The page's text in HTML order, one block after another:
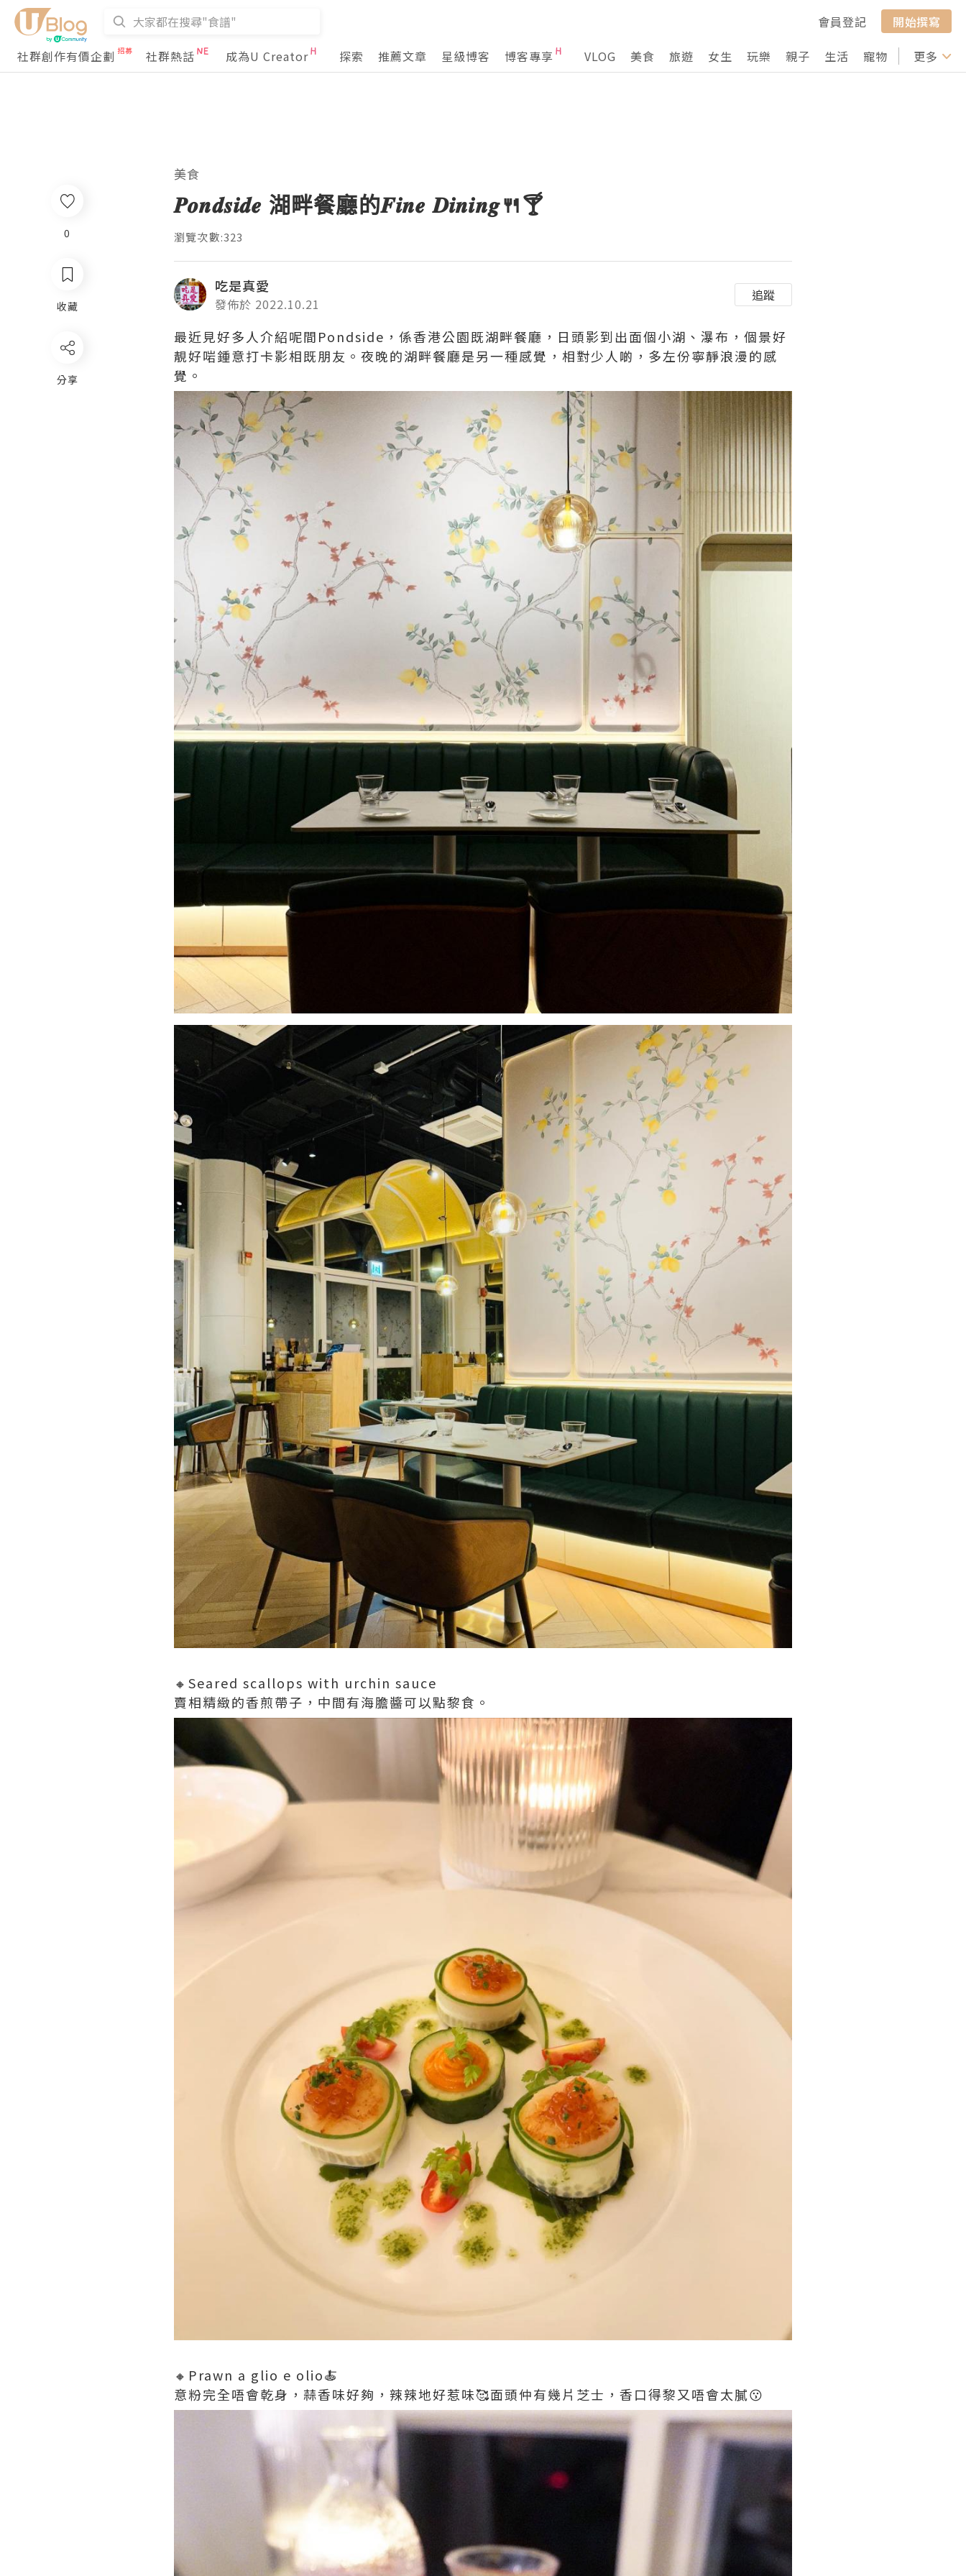
會員登記
開始撰寫
社群創作有價企劃
社群熱話 成為U Creator 探索 推薦文章 星級博客 博客專享 VLOG 美食 旅遊 女生 玩樂 親子 生活 寵物 行山 打卡
更多
0
收藏
分享
美食
𝑷𝒐𝒏𝒅𝒔𝒊𝒅𝒆 湖畔餐廳的𝑭𝒊𝒏𝒆 𝑫𝒊𝒏𝒊𝒏𝒈🍴🍸
瀏覽次數:323
吃是真愛
發佈於 2022.10.21
追蹤
最近見好多人介紹呢間Pondside，係香港公園既湖畔餐廳，日頭影到出面個小湖、瀑布，個景好
靚好啱鍾意打卡影相既朋友。夜晚的湖畔餐廳是另一種感覺，相對少人啲，多左份寧靜浪漫的感
覺。
🔸Seared scallops with urchin sauce
賣相精緻的香煎帶子，中間有海膽醬可以點黎食。
🔸Prawn a glio e olio🍝
意粉完全唔會乾身，蒜香味好夠，辣辣地好惹味🥰面頭仲有幾片芝士，香口得黎又唔會太膩😗